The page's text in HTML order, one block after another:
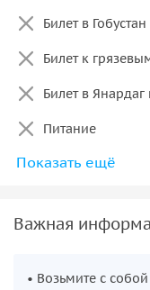
Билет в
Билет к
Билет в
Питание
Личные расходы
Показать ещё
Важная
• Возьмите с